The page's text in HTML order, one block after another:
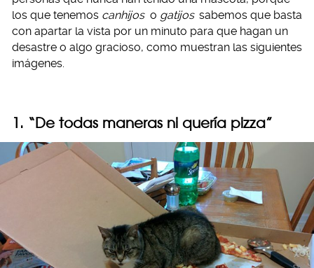
los que tenemos canhijos o gatijos sabemos que basta
con apartar la vista por un minuto para que hagan un
desastre o algo gracioso, como muestran las siguientes
imágenes.
1. “De todas maneras ni quería pizza”